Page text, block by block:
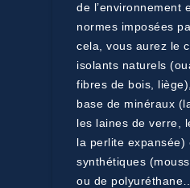
de l’environnement
normes imposées
cela, vous aurez le
isolants naturels
fibres de bois,
base de minéraux
les laines de verre,
la perlite expansée)
synthétiques
ou de